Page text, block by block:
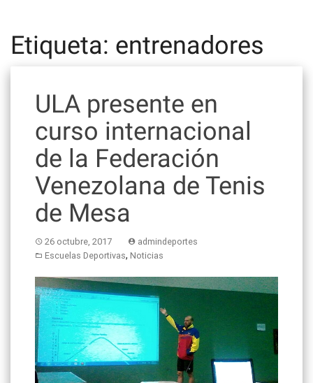
Etiqueta: entrenadores
ULA presente en
curso internacional
de la Federación
Venezolana de Tenis
de Mesa
26 octubre, 2017
admindeportes
Escuelas Deportivas, Noticias